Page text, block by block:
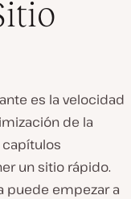
es la velocidad
de la
un sitio rápido.
puede empezar a